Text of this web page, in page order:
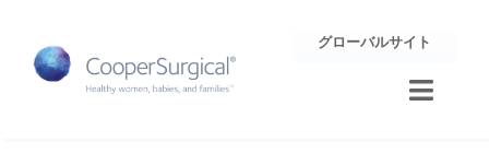
content
グローバルサイト
Toggle